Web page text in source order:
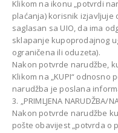
Klikom na ikonu „potvrdi
plaćanja) korisnik izjavljuje
saglasan sa UIO, da ima
sklapanje kupoprodajnog
ograničena ili oduzeta).
Nakon potvrde narudžbe,
Klikom na „KUPI“
narudžba je poslana
3. „PRIMLJENA NARUDŽBA/
Nakon potvrde narudžbe
pošte obavijest „potvrda o